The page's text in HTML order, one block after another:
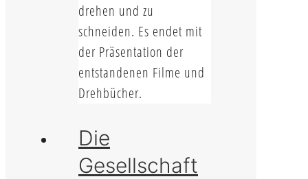
drehen und zu
schneiden. Es endet mit
der Präsentation der
entstandenen Filme und
Drehbücher.
Die
Gesellschaft